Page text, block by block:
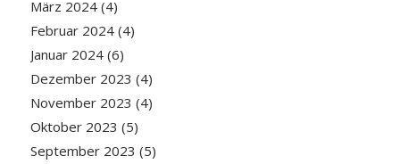
März 2024(4)
Februar 2024(4)
Januar 2024(6)
Dezember 2023 (4)
November 2023 (4)
Oktober 2023 (5)
September 2023 (5)